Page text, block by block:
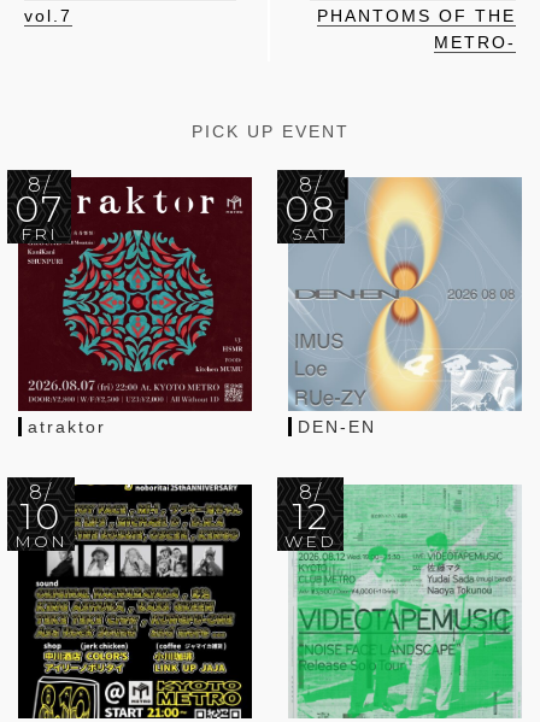
vol.7
PHANTOMS OF THE
METRO-
PICK UP EVENT
8/
07
FRI
atraktor
8/
08
SAT
DEN-EN
8/
10
MON
8/
12
WED